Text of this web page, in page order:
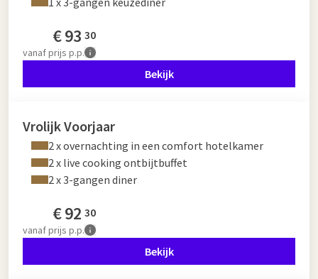
€93 30
vanafprijs p.p.
Bekijk
Vrolijk Voorjaar
2 x overnachting in een comfort hotelkamer
2 x live cooking ontbijtbuffet
2 x 3-gangen diner
€92 30
vanafprijs p.p.
Bekijk